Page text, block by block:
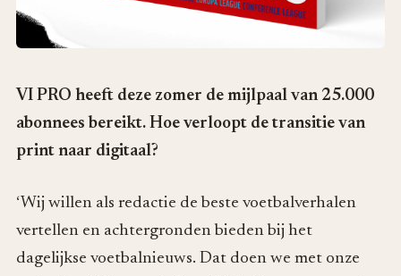
VI PRO heeft deze zomer de mijlpaal van 25.000
abonnees bereikt. Hoe verloopt de transitie van
print naar digitaal?
‘Wij willen als redactie de beste voetbalverhalen
vertellen en achtergronden bieden bij het
dagelijkse voetbalnieuws. Dat doen we met onze